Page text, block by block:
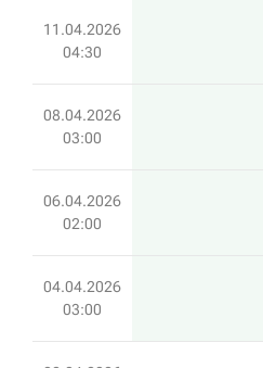
11.04.2026
04:30
08.04.2026
03:00
06.04.2026
02:00
04.04.2026
03:00